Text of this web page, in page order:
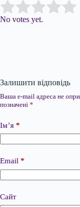
Rate this item:
No votes yet.
Залишити відповідь
Ваша e-mail адреса не
позначені *
Ім’я *
Email *
Сайт